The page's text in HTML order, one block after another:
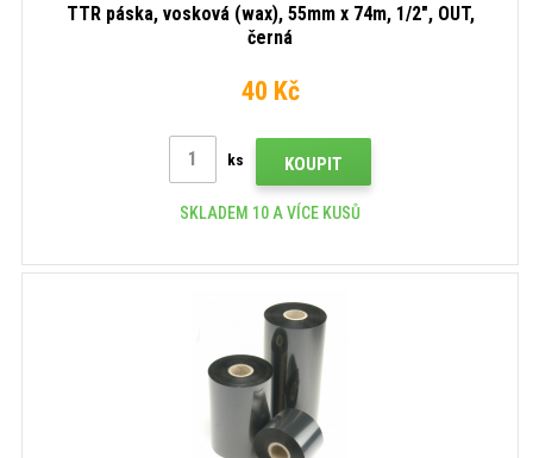
TTR páska, vosková (wax), 55mm x 74m, 1/2", OUT,
černá
40 Kč
ks KOUPIT
SKLADEM 10 A VÍCE KUSŮ